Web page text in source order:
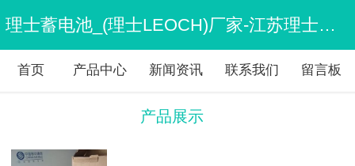
理士蓄电池_(理士LEOCH)厂家-江苏理士电池有限公司
首页 产品中心 新闻资讯 联系我们 留言板
产品展示